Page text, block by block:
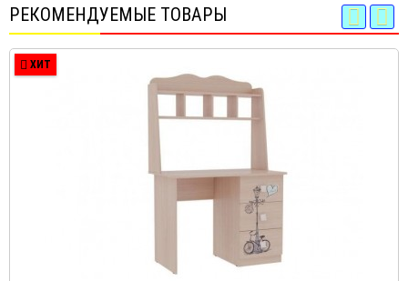
РЕКОМЕНДУЕМЫЕ ТОВАРЫ
ХИТ